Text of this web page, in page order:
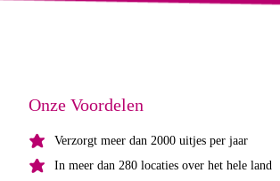
Onze Voordelen
Verzorgt meer dan 2000 uitjes per jaar
In meer dan 280 locaties over het hele land